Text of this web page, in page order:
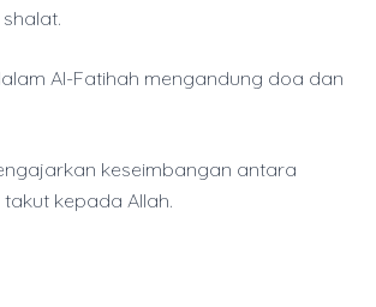
Al-Fatihah mengandung doa dan
keseimbangan antara
kepada Allah.